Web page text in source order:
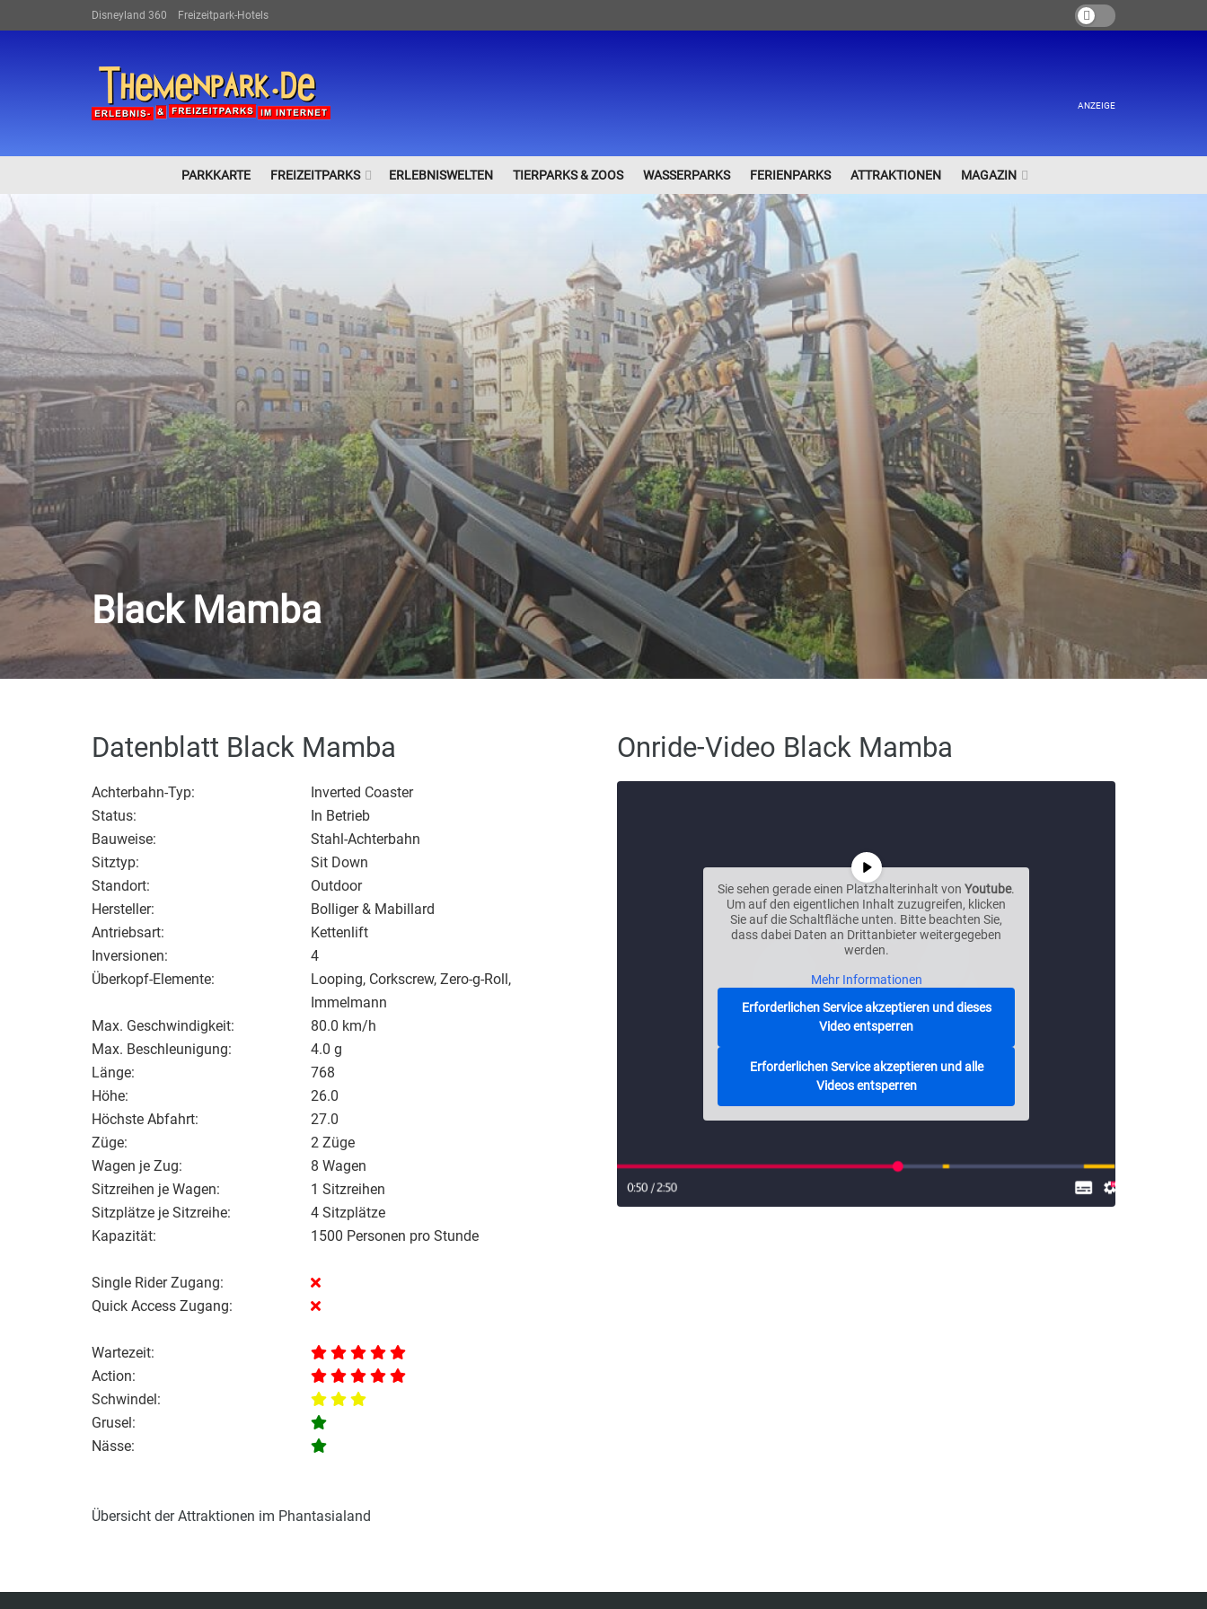
Disneyland 360 Freizeitpark-Hotels
ANZEIGE
PARKKARTE FREIZEITPARKS ERLEBNISWELTEN TIERPARKS & ZOOS WASSERPARKS FERIENPARKS ATTRAKTIONEN MAGAZIN
Black Mamba
Datenblatt Black Mamba
Achterbahn-Typ:
Inverted Coaster
Status:
In Betrieb
Bauweise:
Stahl-Achterbahn
Sitztyp:
Sit Down
Standort:
Outdoor
Hersteller:
Bolliger & Mabillard
Antriebsart:
Kettenlift
Inversionen:
4
Überkopf-Elemente:
Looping, Corkscrew, Zero-g-Roll,
Immelmann
Max. Geschwindigkeit:
80.0 km/h
Max. Beschleunigung:
4.0 g
Länge:
768
Höhe:
26.0
Höchste Abfahrt:
27.0
Züge:
2 Züge
Wagen je Zug:
8 Wagen
Sitzreihen je Wagen:
1 Sitzreihen
Sitzplätze je Sitzreihe:
4 Sitzplätze
Kapazität:
1500 Personen pro Stunde
Single Rider Zugang:
Quick Access Zugang:
Wartezeit:
Action:
Schwindel:
Grusel:
Nässe:
Übersicht der Attraktionen im Phantasialand
Onride-Video Black Mamba
Sie sehen gerade einen Platzhalterinhalt von Youtube.
Um auf den eigentlichen Inhalt zuzugreifen, klicken
Sie auf die Schaltfläche unten. Bitte beachten Sie,
dass dabei Daten an Drittanbieter weitergegeben
werden.
Mehr Informationen
Erforderlichen Service akzeptieren und dieses
Video entsperren
Erforderlichen Service akzeptieren und alle
Videos entsperren